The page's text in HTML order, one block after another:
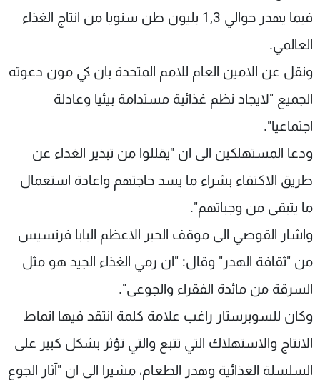
فيما يهدر حوالي 1,3 بليون طن سنويا من انتاج الغذاء
العالمي.
ونقل عن الامين العام للامم المتحدة بان كي مون دعوته
الجميع "لايجاد نظم غذائية مستدامة بيئيا وعادلة
اجتماعيا".
ودعا المستهلكين الى ان "يقللوا من تبذير الغذاء عن
طريق الاكتفاء بشراء ما يسد حاجتهم واعادة استعمال
ما يتبقى من وجباتهم".
واشار القوصي الى موقف الحبر الاعظم البابا فرنسيس
من "ثقافة الهدر" وقال: "ان رمي الغذاء الجيد هو مثل
السرقة من مائدة الفقراء والجوعى".
وكان للسوبرستار راغب علامة كلمة انتقد فيها انماط
الانتاج والاستهلاك التي تتبع والتي تؤثر بشكل كبير على
السلسلة الغذائية وهدر الطعام، مشيرا الى ان "آثار الجوع